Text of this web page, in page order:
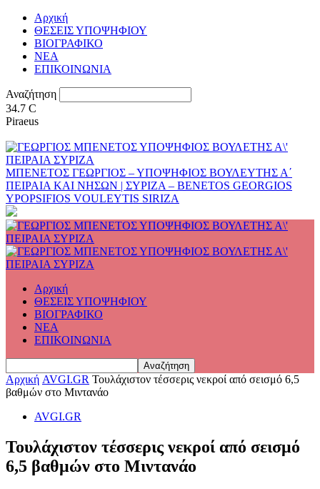
Αρχική
ΘΕΣΕΙΣ ΥΠΟΨΗΦΙΟΥ
ΒΙΟΓΡΑΦΙΚΟ
ΝΕΑ
ΕΠΙΚΟΙΝΩΝΙΑ
Αναζήτηση
34.7 C
Piraeus
ΜΠΕΝΕΤΟΣ ΓΕΩΡΓΙΟΣ – ΥΠΟΨΗΦΙΟΣ ΒΟΥΛΕΥΤΗΣ Α΄
ΠΕΙΡΑΙΑ ΚΑΙ ΝΗΣΩΝ | ΣΥΡΙΖΑ – BENETOS GEORGIOS
YPOPSIFIOS VOULEYTIS SIRIZA
Αρχική
ΘΕΣΕΙΣ ΥΠΟΨΗΦΙΟΥ
ΒΙΟΓΡΑΦΙΚΟ
ΝΕΑ
ΕΠΙΚΟΙΝΩΝΙΑ
Αρχική AVGI.GR Τουλάχιστον τέσσερις νεκροί από σεισμό 6,5
βαθμών στο Μιντανάο
AVGI.GR
Τουλάχιστον τέσσερις νεκροί από σεισμό
6,5 βαθμών στο Μιντανάο